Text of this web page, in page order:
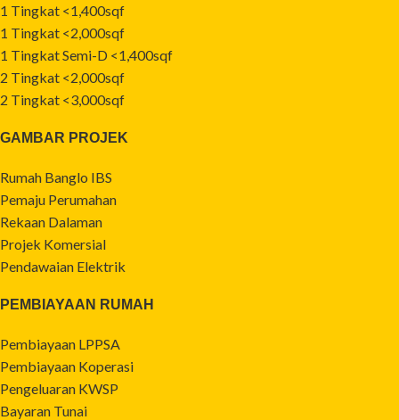
1 Tingkat <1,400sqf
1 Tingkat <2,000sqf
1 Tingkat Semi-D <1,400sqf
2 Tingkat <2,000sqf
2 Tingkat <3,000sqf
GAMBAR PROJEK
Rumah Banglo IBS
Pemaju Perumahan
Rekaan Dalaman
Projek Komersial
Pendawaian Elektrik
PEMBIAYAAN RUMAH
Pembiayaan LPPSA
Pembiayaan Koperasi
Pengeluaran KWSP
Bayaran Tunai